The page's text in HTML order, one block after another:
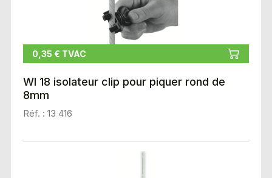
0,35 € TVAC
WI 18 isolateur clip pour piquer rond de
8mm
Réf. : 13 416